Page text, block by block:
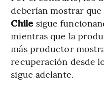
deberían mostrar que
Chile sigue
mientras que la
más productor
recuperación desde
sigue adelante.